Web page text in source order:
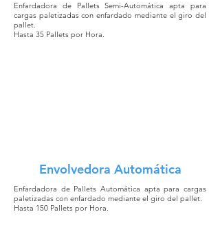
Envolvedora Automática
Enfardadora de Pallets Semi-Automática apta para
cargas paletizadas con enfardado mediante el giro del
pallet.
Hasta 35 Pallets por Hora.
Enfardadora de Pallets Automática apta para cargas
paletizadas con enfardado mediante el giro del pallet.
Hasta 150 Pallets por Hora.